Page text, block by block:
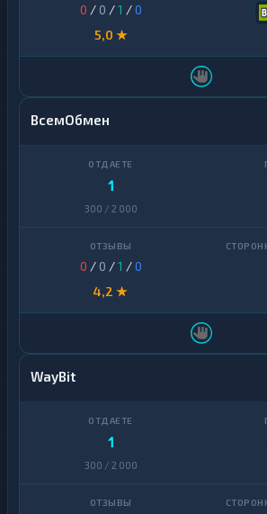
0 / 0 /1 /0
5,0 ★
ВсемОбмен
1
300 / 2 000
0 / 0 /1 /0
4,2 ★
WayBit
1
300 / 2 000